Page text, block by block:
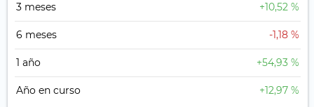
3 meses +10,52 %
6 meses -1,18 %
1 año +54,93 %
Año en curso +12,97 %